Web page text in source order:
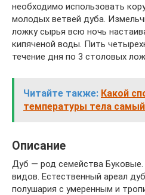
необходимо использовать
молодых ветвей дуба.
ложку сырья всю ночь
кипяченой воды. Пить
течение дня по 3 столовых
Читайте также: Какой
температуры тела
Описание
Дуб — род семейства
видов. Естественный ареал
полушария с умеренным и